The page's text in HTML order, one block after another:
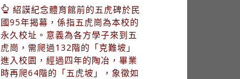
紹謨紀念體育館前的五虎碑於民
國95年揭幕，係指五虎崗為本校的
永久校址。意義為各方學子來到五
虎崗，需爬過132階的「克難坡」
進入校園，經過四年的陶冶，畢業
時再爬64階的「五虎坡」，象徵如